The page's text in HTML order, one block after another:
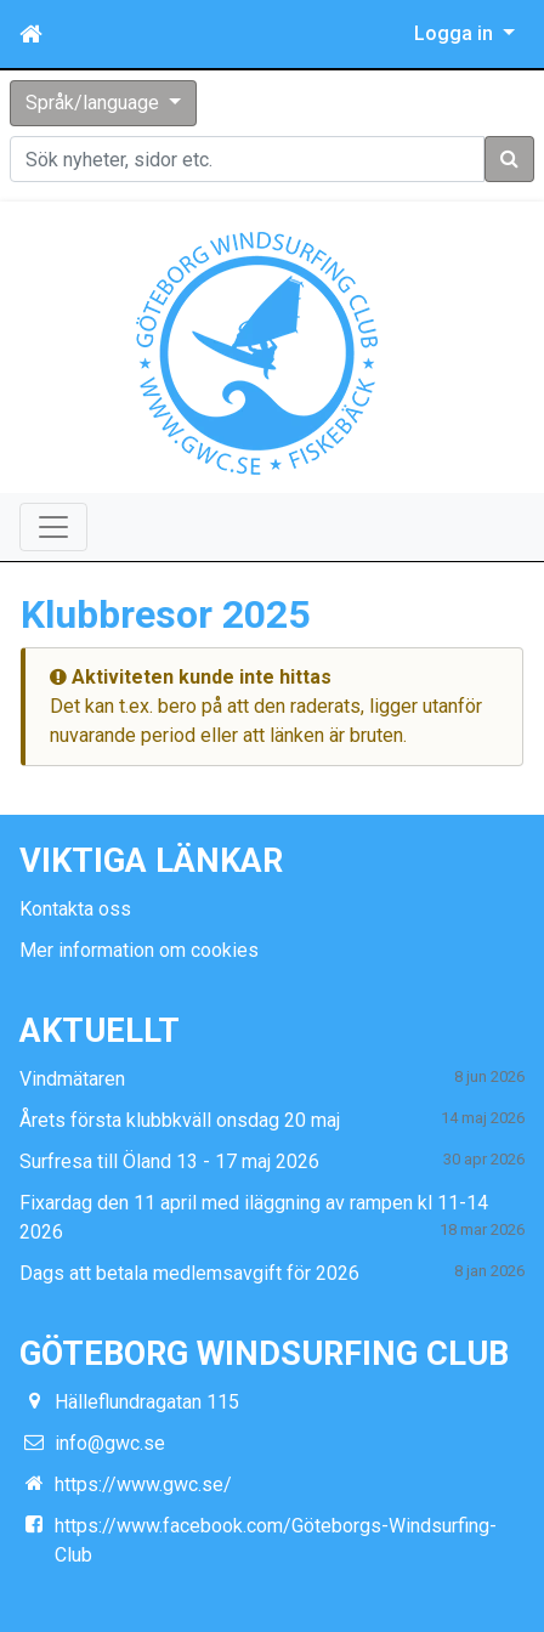
Logga in
Språk/language
Sök
Klubbresor 2025
Aktiviteten kunde inte hittas
Det kan t.ex. bero på att den raderats, ligger utanför
nuvarande period eller att länken är bruten.
VIKTIGA LÄNKAR
Kontakta oss
Mer information om cookies
AKTUELLT
Vindmätaren 8 jun 2026
Årets första klubbkväll onsdag 20 maj 14 maj 2026
Surfresa till Öland 13 - 17 maj 2026 30 apr 2026
Fixardag den 11 april med iläggning av rampen kl 11-14
2026
18 mar 2026
Dags att betala medlemsavgift för 2026 8 jan 2026
GÖTEBORG WINDSURFING CLUB
Hälleflundragatan 115
info@gwc.se
https://www.gwc.se/
https://www.facebook.com/Göteborgs-Windsurfing-
Club